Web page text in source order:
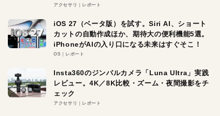
アクセサリ レポート
iOS 27（ベータ版）を試す。Siri AI、ショート
カットの自動作成ほか、期待大の便利機能5選。
iPhoneがAIの入り口になる未来はすぐそこ！
OS レポート
Insta360のジンバルカメラ「Luna Ultra」実践
レビュー。4K／8K比較・ズーム・夜間撮影をチ
ェック
アクセサリ レポート